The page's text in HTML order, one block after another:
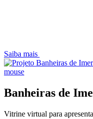
Saiba mais
mouse
Banheiras de
Vitrine virtual para